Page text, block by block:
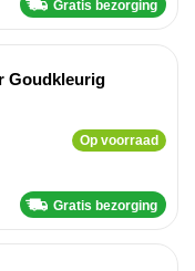
Gratis bezorging
Goudkleurig
Op voorraad
Gratis bezorging